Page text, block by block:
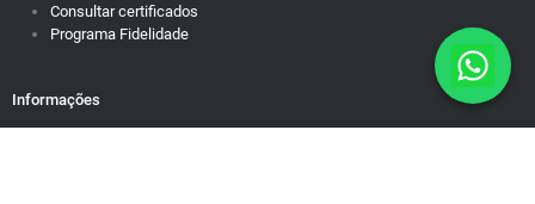
Consultar certificados
Programa Fidelidade
Informações